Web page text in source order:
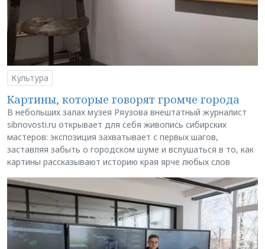
Культура
Картины, которые говорят громче города
В небольших залах музея Ряузова внештатный журналист
sibnovosti.ru открывает для себя живопись сибирских
мастеров: экспозиция захватывает с первых шагов,
заставляя забыть о городском шуме и вслушаться в то, как
картины рассказывают историю края ярче любых слов